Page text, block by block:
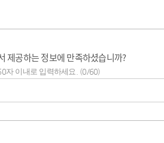
제공하는 정보에 만족하셨습니까?
자 이내로 입력하세요. (0/60)